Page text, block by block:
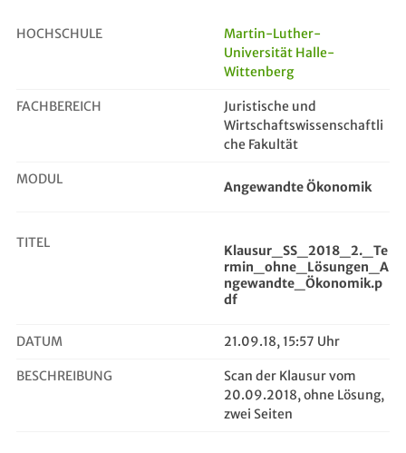
HOCHSCHULE
Martin-Luther-
Universität Halle-
Wittenberg
FACHBEREICH
Juristische und
Wirtschaftswissenschaftli
che Fakultät
MODUL Angewandte Ökonomik
TITEL
Klausur_SS_2018_2._Te
rmin_ohne_Lösungen_A
ngewandte_Ökonomik.p
df
DATUM 21.09.18, 15:57 Uhr
BESCHREIBUNG
Scan der Klausur vom
20.09.2018, ohne Lösung,
zwei Seiten